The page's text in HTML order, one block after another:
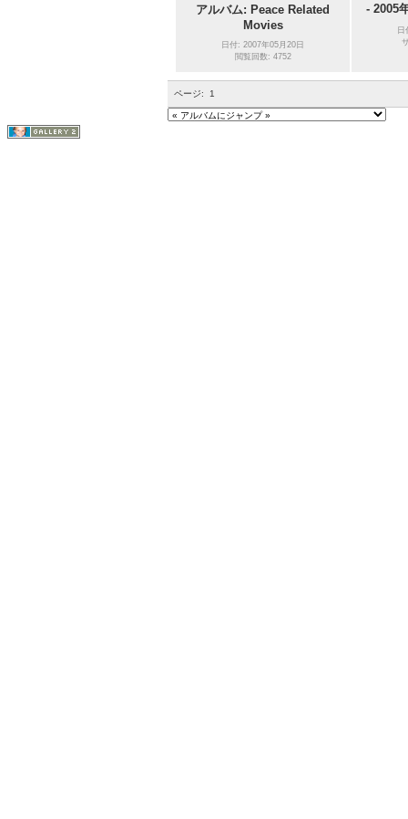
アルバム: Peace Related
Movies
日付: 2007年05月20日
閲覧回数: 4752
- 2005
ページ: 1